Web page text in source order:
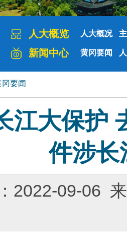
人大概览 人大概况
新闻中心 黄冈要闻
冈要闻
江大保护
件涉长
2022-09-06